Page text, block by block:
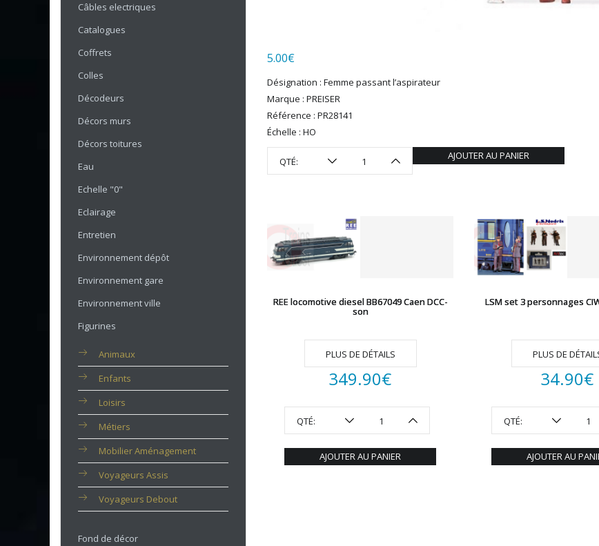
Câbles electriques
Catalogues
Coffrets
Colles
Décodeurs
Décors murs
Décors toitures
Eau
Echelle "0"
Eclairage
Entretien
Environnement dépôt
Environnement gare
Environnement ville
Figurines
Animaux
Enfants
Loisirs
Métiers
Mobilier Aménagement
Voyageurs Assis
Voyageurs Debout
Fond de décor
5.00€
Désignation : Femme passant l’aspirateur
Marque : PREISER
Référence : PR28141
Échelle : HO
QTÉ: AJOUTER AU PANIER
REE locomotive diesel BB67049 Caen DCC-
son
PLUS DE DÉTAILS
349.90€
QTÉ:
AJOUTER AU PANIER
LSM set 3 personnages
PLUS DE
34.90€
QTÉ:
AJOUTER AU